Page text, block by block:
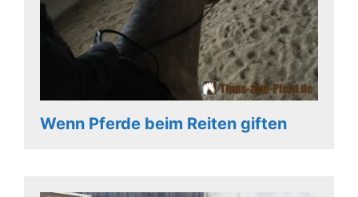
Wenn Pferde beim Reiten giften